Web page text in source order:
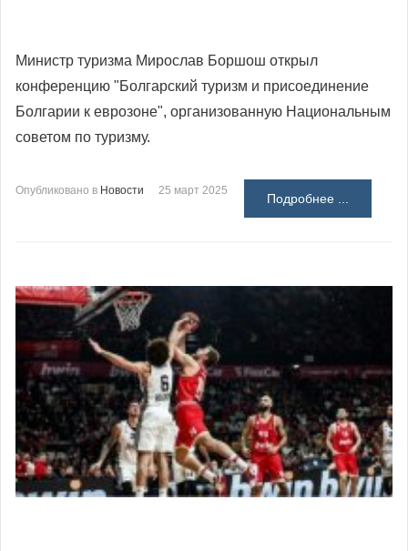
Министр туризма Мирослав Боршош открыл
конференцию "Болгарский туризм и присоединение
Болгарии к еврозоне", организованную Национальным
советом по туризму.
Опубликовано в Новости 25 март 2025
Подробнее ...